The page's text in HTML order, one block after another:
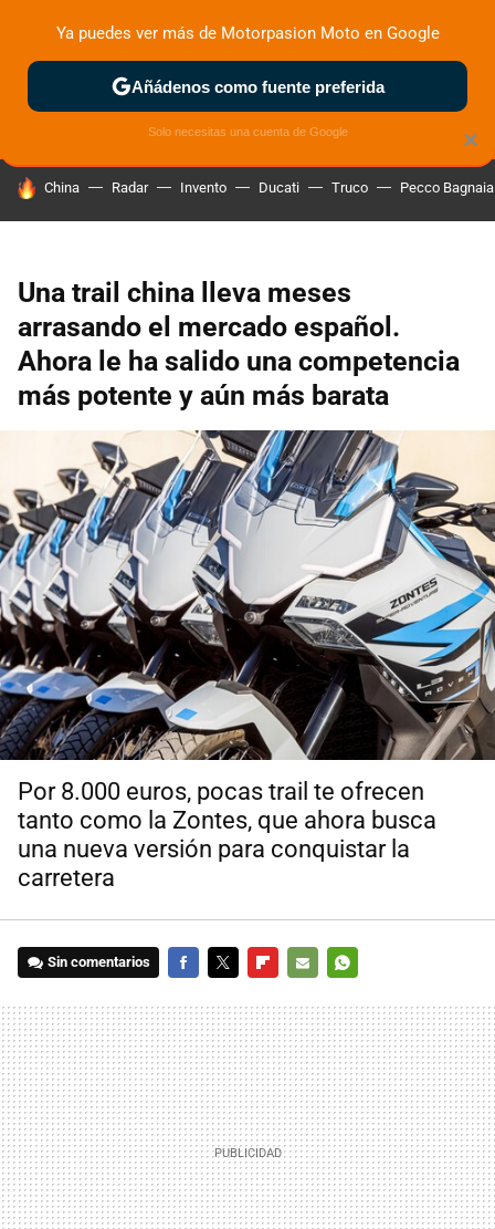
ZONA DE PRUEBAS DEPORTIVAS MOTOS ELÉCTRICAS
HOY SE HABLA DE
China Radar Invento Ducati Truco Pecco Bagnaia
Una trail china lleva meses
arrasando el mercado español.
Ahora le ha salido una competencia
más potente y aún más barata
Por 8.000 euros, pocas trail te ofrecen
tanto como la Zontes, que ahora busca
una nueva versión para conquistar la
carretera
Sin comentarios
MAIL
×
Ya puedes ver más de Motorpasion Moto en Google
Añádenos como fuente preferida
Solo necesitas una cuenta de Google